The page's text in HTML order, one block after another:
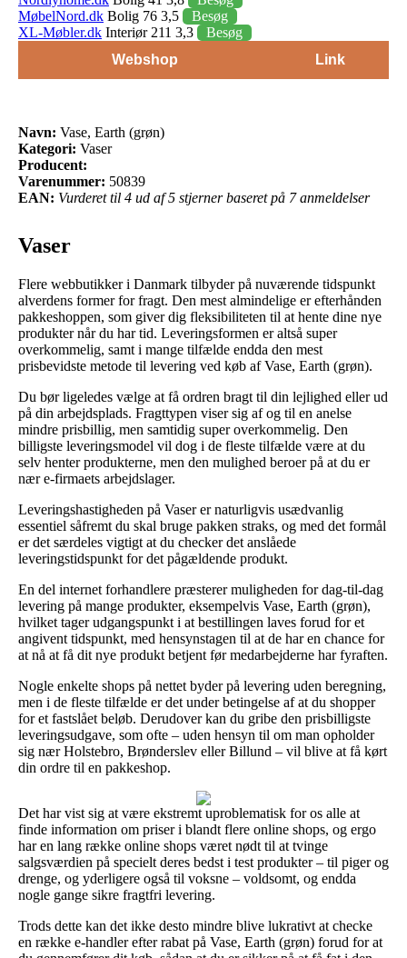
MøbelNord.dk Bolig 76 3,5
Besøg
XL-Møbler.dk Interiør 211 3,3
Besøg
Webshop
Link
Navn: Vase, Earth (grøn)
Kategori: Vaser
Producent:
Varenummer: 50839
EAN: Vurderet til 4 ud af 5 stjerner baseret på 7 anmeldelser
Vaser
Flere webbutikker i Danmark tilbyder på nuværende tidspunkt
alverdens former for fragt. Den mest almindelige er efterhånden
pakkeshoppen, som giver dig fleksibiliteten til at hente dine nye
produkter når du har tid. Leveringsformen er altså super
overkommelig, samt i mange tilfælde endda den mest
prisbevidste metode til levering ved køb af Vase, Earth (grøn).
Du bør ligeledes vælge at få ordren bragt til din lejlighed eller ud
på din arbejdsplads. Fragttypen viser sig af og til en anelse
mindre prisbillig, men samtidig super overkommelig. Den
billigste leveringsmodel vil dog i de fleste tilfælde være at du
selv henter produkterne, men den mulighed beroer på at du er
nær e-firmaets arbejdslager.
Leveringshastigheden på Vaser er naturligvis usædvanlig
essentiel såfremt du skal bruge pakken straks, og med det formål
er det særdeles vigtigt at du checker det anslåede
leveringstidspunkt for det pågældende produkt.
En del internet forhandlere præsterer muligheden for dag-til-dag
levering på mange produkter, eksempelvis Vase, Earth (grøn),
hvilket tager udgangspunkt i at bestillingen laves forud for et
angivent tidspunkt, med hensynstagen til at de har en chance for
at nå at få dit nye produkt betjent før medarbejderne har fyraften.
Nogle enkelte shops på nettet byder på levering uden beregning,
men i de fleste tilfælde er det under betingelse af at du shopper
for et fastslået beløb. Derudover kan du gribe den prisbilligste
leveringsudgave, som ofte – uden hensyn til om man opholder
sig nær Holstebro, Brønderslev eller Billund – vil blive at få kørt
din ordre til en pakkeshop.
Det har vist sig at være ekstremt uproblematisk for os alle at
finde information om priser i blandt flere online shops, og ergo
har en lang række online shops været nødt til at tvinge
salgsværdien på specielt deres bedst i test produkter – til piger og
drenge, og yderligere også til voksne – voldsomt, og endda
nogle gange sikre fragtfri levering.
Trods dette kan det ikke desto mindre blive lukrativt at checke
en række e-handler efter rabat på Vase, Earth (grøn) forud for at